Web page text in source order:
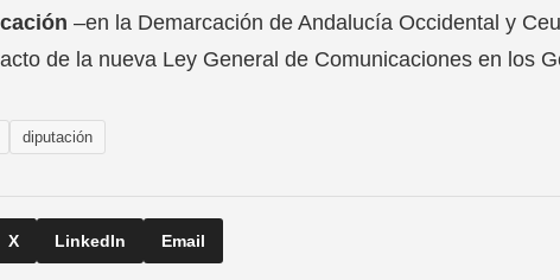
–en la Demarcación de Andalucía Occidental y
de la nueva Ley General de Comunicaciones en los
diputación
X LinkedIn Email